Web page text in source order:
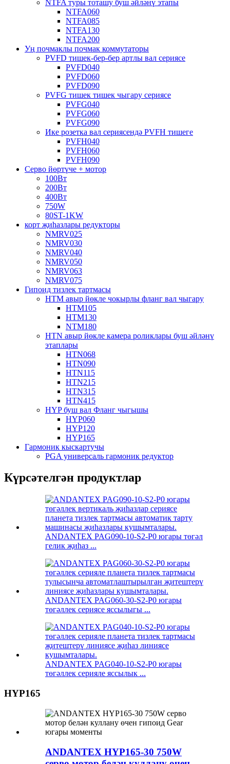
NTFA туры тоташу буш әйләнү этапы
NTFA060
NTFA085
NTFA130
NTFA200
Уң почмаклы почмак коммутаторы
PVFD тишек-бер-бер артлы вал сериясе
PVFD040
PVFD060
PVFD090
PVFG тишек тишек чыгару сериясе
PVFG040
PVFG060
PVFG090
Ике розетка вал сериясендә PVFH тишеге
PVFH040
PVFH060
PVFH090
Серво йөртүче + мотор
100Вт
200Вт
400Вт
750W
80ST-1KW
корт җиһазлары редукторы
NMRV025
NMRV030
NMRV040
NMRV050
NMRV063
NMRV075
Гипоид тизлек тартмасы
HTM авыр йөкле чокырлы фланг вал чыгару
HTM105
HTM130
NTM180
HTN авыр йөкле камера роликлары буш әйләнү
этаплары
HTN068
HTN090
HTN115
HTN215
HTN315
HTN415
HYP буш вал Фланг чыгышы
HYP060
HYP120
HYP165
Гармоник кыскартучы
PGA универсаль гармоник редуктор
Күрсәтелгән продуктлар
ANDANTEX PAG090-10-S2-P0 югары төгәл
гелик җиһаз ...
ANDANTEX PAG060-30-S2-P0 югары
төгәллек сериясе яссылыгы ...
ANDANTEX PAG040-10-S2-P0 югары
төгәллек серияле яссылык ...
HYP165
ANDANTEX HYP165-30 750W